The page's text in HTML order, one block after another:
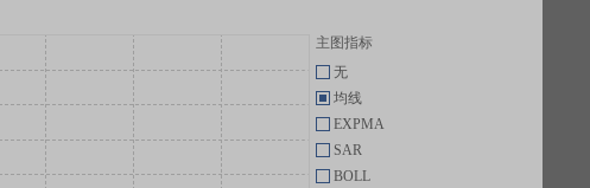
主图指标
无
均线
EXPMA
SAR
BOLL